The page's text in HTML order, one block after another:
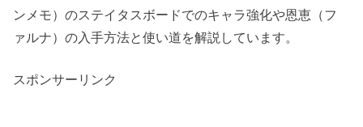
ンメモ）のステイタスボードでのキャラ強化や恩恵（フ
ァルナ）の入手方法と使い道を解説しています。
スポンサーリンク